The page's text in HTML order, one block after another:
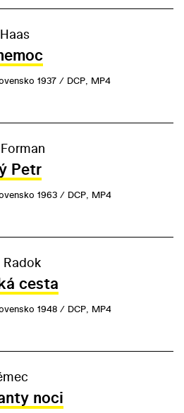
1937 / DCP, MP4
Petr
1963 / DCP, MP4
cesta
1948 / DCP, MP4
noci